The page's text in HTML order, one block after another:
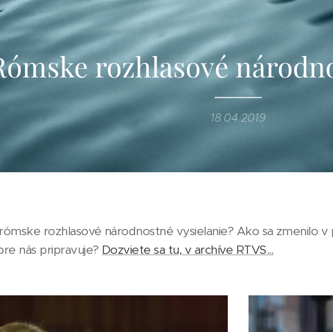
rozhlasové
18.04.2019
rozhlasové národnostné vysielanie? Ako sa zmenilo
nás pripravuje? Dozviete sa tu, v archíve RTVS...